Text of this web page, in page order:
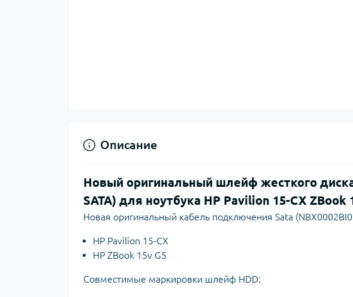
Описание
Новый оригинальный шлейф жесткого
SATA) для ноутбука HP Pavilion 15-CX ZBook
Новая оригинальный кабель подключения Sata
HP Pavilion 15-CX
HP ZBook 15v G5
Совместимые маркировки шлейф HDD: